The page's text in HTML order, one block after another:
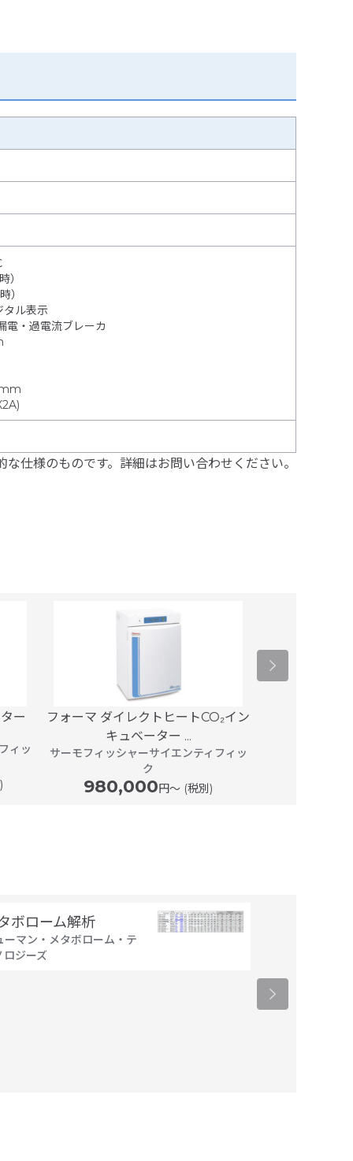
）
ル表示
・過電流ブレーカ
な仕様のものです。詳細はお問い合わせください。
ー
ィッ
フォーマ ダイレクトヒートCO₂イン
キュベーター ...
サーモフィッシャーサイエンティフィッ
ク
980,000円〜 (税別)
ボローム解析
ーマン・メタボローム・テ
ロジーズ